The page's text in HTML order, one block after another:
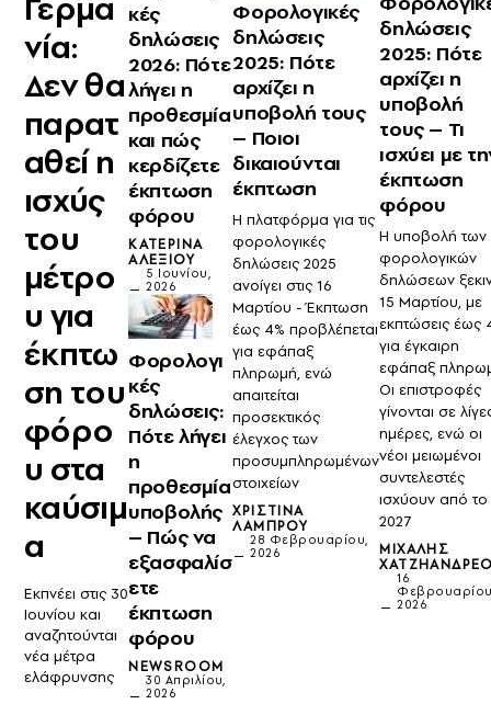
Γερμα
νία:
Δεν θα
παρατ
αθεί η
ισχύς
του
μέτρο
υ για
έκπτω
ση του
φόρο
υ στα
καύσιμ
α
Εκπνέει στις 30
Ιουνίου και
αναζητούνται
νέα μέτρα
ελάφρυνσης
κές
δηλώσεις
2026: Πότε
λήγει η
προθεσμία
και πώς
κερδίζετε
έκπτωση
φόρου
ΚΑΤΕΡΊΝΑ
ΑΛΕΞΊΟΥ
5 Ιουνίου,
2026
Φορολογι
κές
δηλώσεις:
Πότε λήγει
η
προθεσμία
υποβολής
– Πώς να
εξασφαλίσ
ετε
έκπτωση
φόρου
NEWSROOM
30 Απριλίου,
2026
Φορολογικές
δηλώσεις
2025: Πότε
αρχίζει η
υποβολή τους
– Ποιοι
δικαιούνται
έκπτωση
Η πλατφόρμα για τις
φορολογικές
δηλώσεις 2025
ανοίγει στις 16
Μαρτίου - Έκπτωση
έως 4% προβλέπεται
για εφάπαξ
πληρωμή, ενώ
απαιτείται
προσεκτικός
έλεγχος των
προσυμπληρωμένων
στοιχείων
ΧΡΙΣΤΊΝΑ
ΛΆΜΠΡΟΥ
28 Φεβρουαρίου,
2026
δηλώσεις
2025: Πότε
αρχίζει η
υποβολή
τους – Τι
ισχύει με
έκπτωση
φόρου
Η υποβολή των
φορολογικών
δηλώσεων
15 Μαρτίου, με
εκπτώσεις έως
για έγκαιρη
εφάπαξ
Οι επιστροφές
γίνονται σε
ημέρες, ενώ οι
νέοι μειωμένοι
συντελεστές
ισχύουν από το
2027
ΜΙΧΆΛΗΣ
16
2026